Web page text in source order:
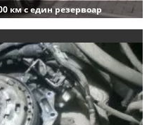
км с един резервоар